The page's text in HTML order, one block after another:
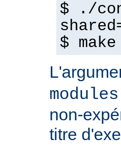
$ ./
$
modules
non-
titre